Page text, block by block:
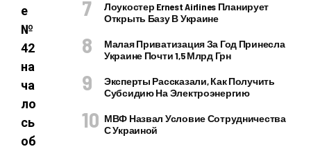
е
№
42
на
ча
ло
сь
об
Лоукостер Ernest Airlines Планирует
Открыть Базу В Украине
Малая Приватизация За Год Принесла
Украине Почти 1,5 Млрд Грн
Эксперты Рассказали, Как Получить
Субсидию На Электроэнергию
МВФ Назвал Условие Сотрудничества
С Украиной